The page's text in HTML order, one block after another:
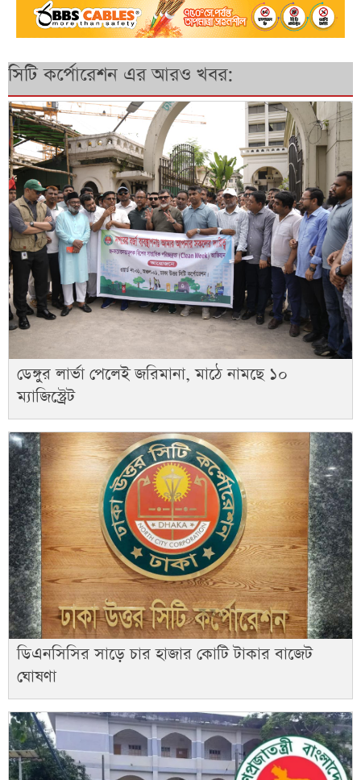
সিটি কর্পোরেশন এর আরও খবর:
ডেঙ্গুর লার্ভা পেলেই জরিমানা, মাঠে নামছে ১০
ম্যাজিস্ট্রেট
ডিএনসিসির সাড়ে চার হাজার কোটি টাকার বাজেট
ঘোষণা